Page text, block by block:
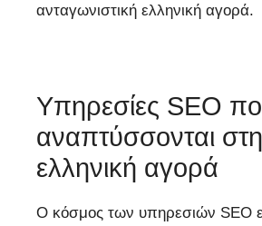
ανταγωνιστική ελληνική αγορά.
Υπηρεσίες SEO
αναπτύσσονται
ελληνική αγορά
Ο κόσμος των υπηρεσιών SEO